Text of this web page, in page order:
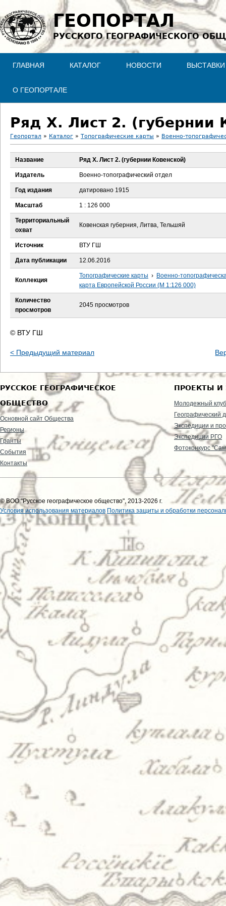
Jump to navigation
ГЕОПОРТАЛ
РУССКОГО ГЕОГРАФИЧЕСКОГО
ГЛАВНАЯ КАТАЛОГ НОВОСТИ ВЫСТАВКИ
О ГЕОПОРТАЛЕ
Ряд X. Лист 2. (губернии
В
ы
д
е
с
ь
Геопортал » Каталог » Топографические карты » Военно-
Название Ряд X. Лист 2. (губернии Ковенской)
Издатель Военно-топографический отдел
Год издания датировано 1915
Масштаб 1 : 126 000
Территориальный
охват
Ковенская губерния, Литва, Тельшяй
Источник ВТУ ГШ
Дата публикации 12.06.2016
Коллекция
Топографические карты › Военно-
карта Европейской России (М 1:126 000)
Количество
просмотров
2045 просмотров
© ВТУ ГШ
< Предыдущий материал
РУССКОЕ ГЕОГРАФИЧЕСКОЕ
ОБЩЕСТВО
Основной сайт Общества
Регионы
Гранты
События
Контакты
ПРОЕКТЫ И
Молодежный клуб
Географический
Экспедиции и
Экспедиции РГО
Фотоконкурс
© ВОО "Русское географическое общество", 2013-2026 г.
Условия использования материалов Политика защиты и обработки